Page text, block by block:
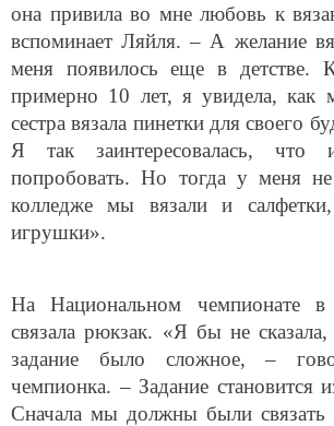
она привила во мне любовь к
вспоминает Ляйля. – А желание
меня появилось еще в детстве.
примерно 10 лет, я увидела, как
сестра вязала пинетки для своего
Я так заинтересовалась, что
попробовать. Но тогда у меня
колледже мы вязали и
игрушки».
На Национальном чемпионате
связала рюкзак. «Я бы не
задание было сложное, –
чемпионка. – Задание становится
Сначала мы должны были связать